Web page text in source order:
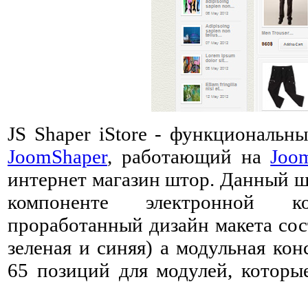
JS Shaper iStore -
JoomShaper, работающий на
интернет магазин штор. Данный
компоненте электронной
проработанный дизайн макета
зеленая и синяя) а модульная
65 позиций для модулей,